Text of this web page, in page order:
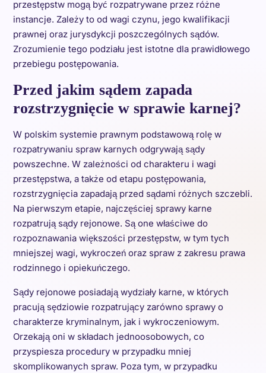
przestępstw mogą być rozpatrywane przez różne
instancje. Zależy to od wagi czynu, jego kwalifikacji
prawnej oraz jurysdykcji poszczególnych sądów.
Zrozumienie tego podziału jest istotne dla prawidłowego
przebiegu postępowania.
Przed jakim sądem zapada
rozstrzygnięcie w sprawie karnej?
W polskim systemie prawnym podstawową rolę w
rozpatrywaniu spraw karnych odgrywają sądy
powszechne. W zależności od charakteru i wagi
przestępstwa, a także od etapu postępowania,
rozstrzygnięcia zapadają przed sądami różnych szczebli.
Na pierwszym etapie, najczęściej sprawy karne
rozpatrują sądy rejonowe. Są one właściwe do
rozpoznawania większości przestępstw, w tym tych
mniejszej wagi, wykroczeń oraz spraw z zakresu prawa
rodzinnego i opiekuńczego.
Sądy rejonowe posiadają wydziały karne, w których
pracują sędziowie rozpatrujący zarówno sprawy o
charakterze kryminalnym, jak i wykroczeniowym.
Orzekają oni w składach jednoosobowych, co
przyspiesza procedury w przypadku mniej
skomplikowanych spraw. Poza tym, w przypadku